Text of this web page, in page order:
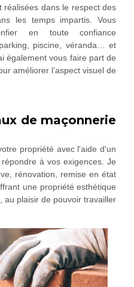
réalisées dans le respect des
les temps impartis. Vous
en toute confiance
piscine, véranda… et
également vous faire part de
améliorer l’aspect visuel de
de maçonnerie
propriété avec l'aide d'un
à vos exigences. Je
rénovation, remise en état
une propriété esthétique
au plaisir de pouvoir travailler